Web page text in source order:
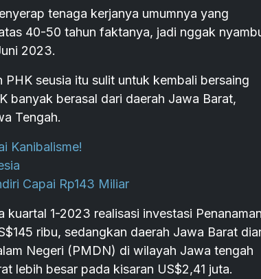
tenaga kerjanya umumnya yang
40-50 tahun faktanya, jadi nggak
2023.
seusia itu sulit untuk kembali bersaing
banyak berasal dari daerah Jawa Barat,
Tengah.
Kanibalisme!
Capai Rp143 Miliar
kuartal 1-2023 realisasi investasi Penanaman
ribu, sedangkan daerah Jawa Barat
Negeri (PMDN) di wilayah Jawa tengah
lebih besar pada kisaran US$2,41 juta.